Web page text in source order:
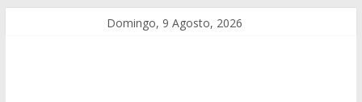
Domingo, 9 Agosto, 2026